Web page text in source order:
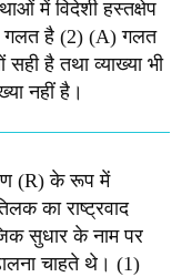
में विदेशी हस्तक्षेप
गलत है (2) (A) गलत
है तथा व्याख्या भी
नहीं है।
(R) के रूप में
का राष्ट्रवाद
सुधार के नाम पर
चाहते थे। (1)